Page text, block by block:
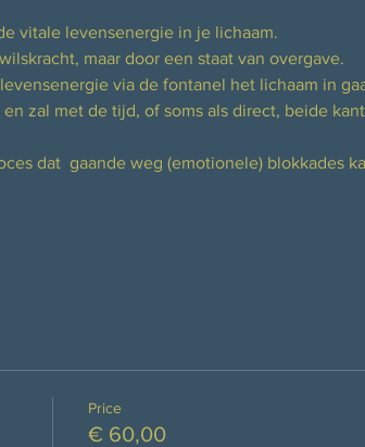
vitale levensenergie in je lichaam.
maar door een staat van overgave.
via de fontanel het lichaam in
zal met de tijd, of soms als direct, beide
dat  gaande weg (emotionele) blokkades
Price
€ 60,00